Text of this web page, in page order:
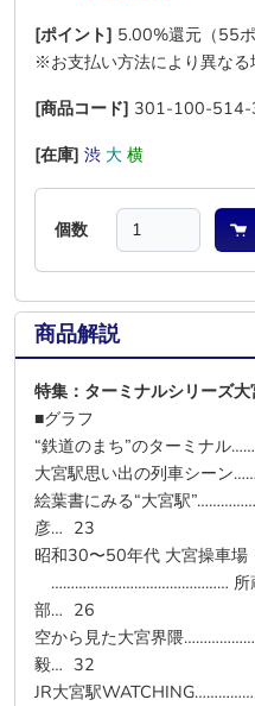
[ポイント] 5.00%還元（55ポ
※お支払い方法により異なる
[商品コード] 301-100-514-
[在庫] 渋 大 横
個数
商品解説
特集：ターミナルシリーズ大
■グラフ
“鉄道のまち”のターミナ
大宮駅思い出の列車シー
絵葉書にみる“大宮駅
彦… 23
昭和30〜50年代 大宮操車場
……………………………………… 所
部… 26
空から見た大宮界隈
毅… 32
JR大宮駅